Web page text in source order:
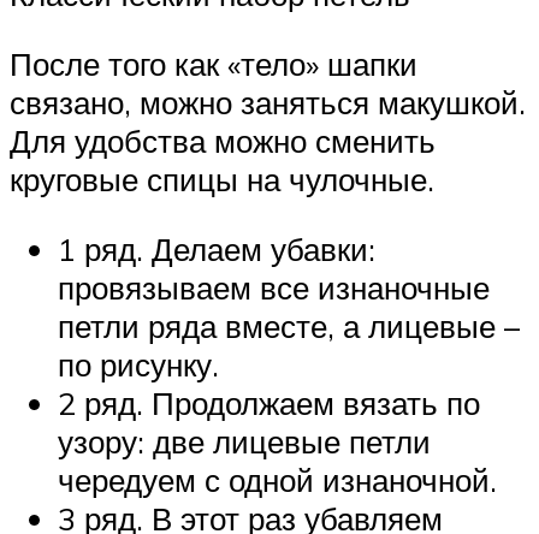
После того как «тело» шапки
связано, можно заняться макушкой.
Для удобства можно сменить
круговые спицы на чулочные.
1 ряд. Делаем убавки:
провязываем все изнаночные
петли ряда вместе, а лицевые –
по рисунку.
2 ряд. Продолжаем вязать по
узору: две лицевые петли
чередуем с одной изнаночной.
3 ряд. В этот раз убавляем